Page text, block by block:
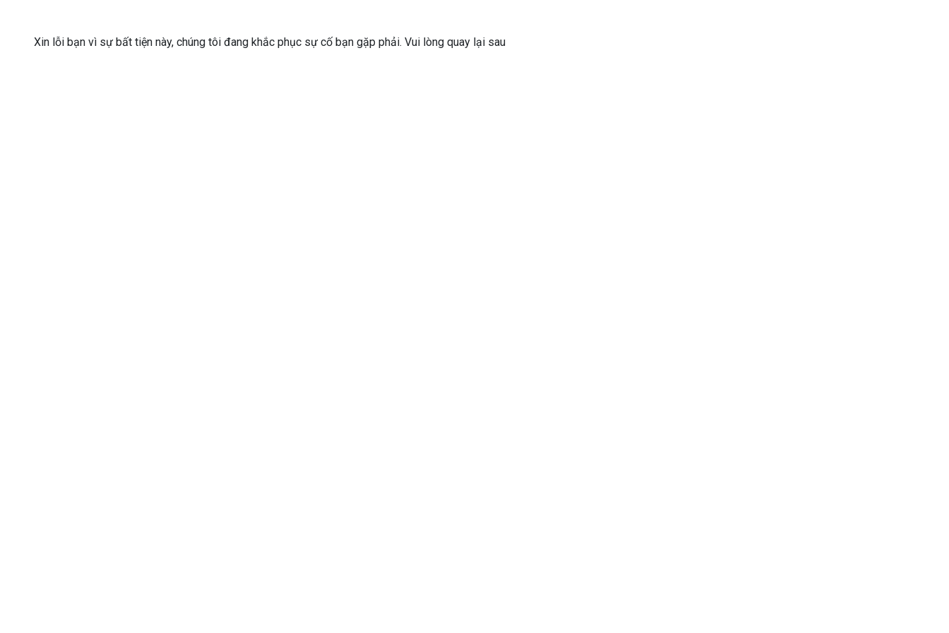
Xin lỗi bạn vì sự bất tiện này, chúng tôi đang khắc phục sự cố bạn gặp phải. Vui lòng quay lại sau